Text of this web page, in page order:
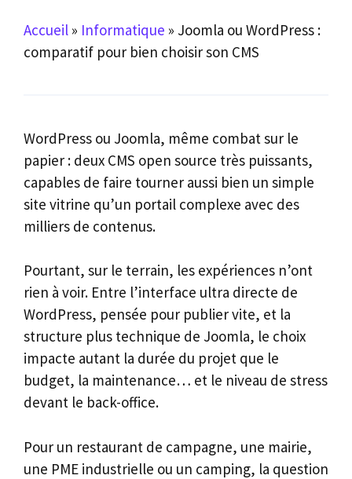
Accueil » Informatique » Joomla ou WordPress :
comparatif pour bien choisir son CMS
WordPress ou Joomla, même combat sur le
papier : deux CMS open source très puissants,
capables de faire tourner aussi bien un simple
site vitrine qu’un portail complexe avec des
milliers de contenus.
Pourtant, sur le terrain, les expériences n’ont
rien à voir. Entre l’interface ultra directe de
WordPress, pensée pour publier vite, et la
structure plus technique de Joomla, le choix
impacte autant la durée du projet que le
budget, la maintenance… et le niveau de stress
devant le back-office.
Pour un restaurant de campagne, une mairie,
une PME industrielle ou un camping, la question